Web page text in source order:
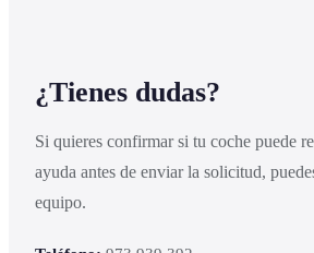
¿Tienes dudas?
Si quieres confirmar si tu coche puede
ayuda antes de enviar la solicitud,
equipo.